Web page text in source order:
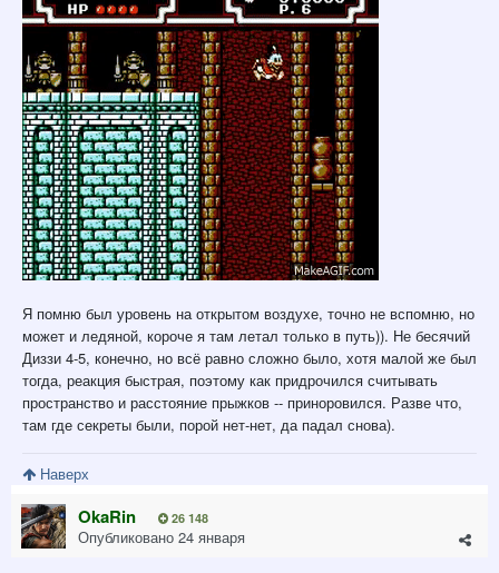
Я помню был уровень на открытом воздухе, точно не вспомню, но
может и ледяной, короче я там летал только в путь)). Не бесячий
Диззи 4-5, конечно, но всё равно сложно было, хотя малой же был
тогда, реакция быстрая, поэтому как придрочился считывать
пространство и расстояние прыжков -- приноровился. Разве что,
там где секреты были, порой нет-нет, да падал снова).
Наверх
OkaRin 26 148
Опубликовано 24 января